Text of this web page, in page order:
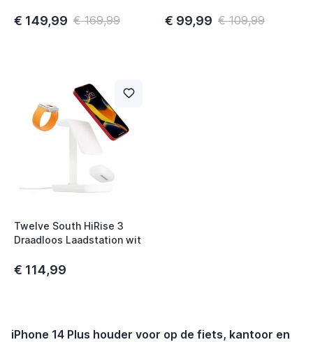
€ 149,99 € 169,99 € 99,99 € 109,99
Twelve South HiRise 3
Draadloos Laadstation wit
€ 114,99
iPhone 14 Plus houder voor op de fiets, kantoor en